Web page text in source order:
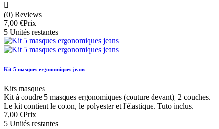

(0) Reviews
7,00 €Prix
5 Unités restantes
Kit 5 masques ergonomiques jeans
Kits masques
Kit à coudre 5 masques ergonomiques (couture devant), 2 couches.
Le kit contient le coton, le polyester et l'élastique. Tuto inclus.
7,00 €Prix
5 Unités restantes